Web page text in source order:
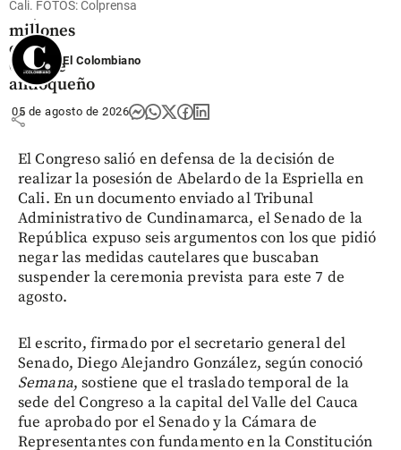
US$ 380
millones
en el
Oriente
antioqueño
share
Cali. FOTOS: Colprensa
El Colombiano
05 de agosto de 2026
El Congreso salió en defensa de la decisión de
realizar la posesión de Abelardo de la Espriella en
Cali. En un documento enviado al Tribunal
Administrativo de Cundinamarca, el Senado de la
República expuso seis argumentos con los que pidió
negar las medidas cautelares que buscaban
suspender la ceremonia prevista para este 7 de
agosto.
El escrito, firmado por el secretario general del
Senado, Diego Alejandro González, según conoció
Semana, sostiene que el traslado temporal de la
sede del Congreso a la capital del Valle del Cauca
fue aprobado por el Senado y la Cámara de
Representantes con fundamento en la Constitución